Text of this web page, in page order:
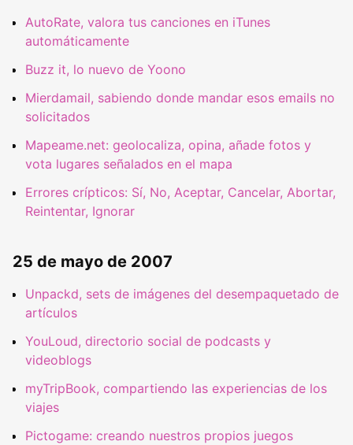
AutoRate, valora tus canciones en iTunes
automáticamente
Buzz it, lo nuevo de Yoono
Mierdamail, sabiendo donde mandar esos emails no
solicitados
Mapeame.net: geolocaliza, opina, añade fotos y
vota lugares señalados en el mapa
Errores crípticos: Sí, No, Aceptar, Cancelar, Abortar,
Reintentar, Ignorar
25 de mayo de 2007
Unpackd, sets de imágenes del desempaquetado de
artículos
YouLoud, directorio social de podcasts y
videoblogs
myTripBook, compartiendo las experiencias de los
viajes
Pictogame: creando nuestros propios juegos